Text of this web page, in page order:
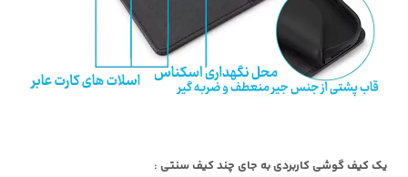
یک کیف گوشی کاربردی به جای چند کیف سنتی :